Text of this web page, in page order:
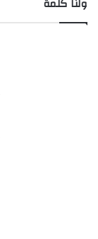
ولنا كلمة